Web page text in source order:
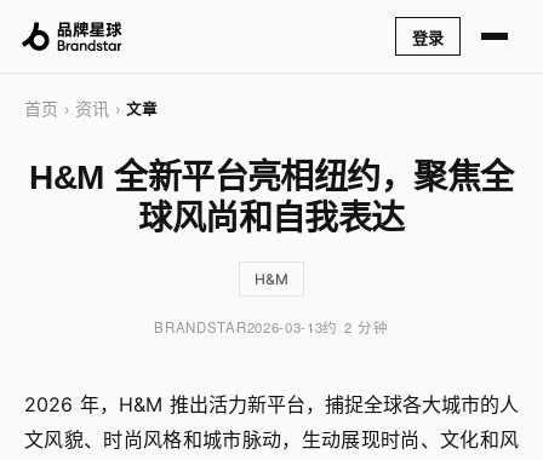
登录
首页 › 资讯 › 文章
H&M 全新平台亮相纽约，聚焦全
球风尚和自我表达
H&M
BRANDSTAR2026-03-13约 2 分钟
2026 年，H&M 推出活力新平台，捕捉全球各大城市的人
文风貌、时尚风格和城市脉动，生动展现时尚、文化和风